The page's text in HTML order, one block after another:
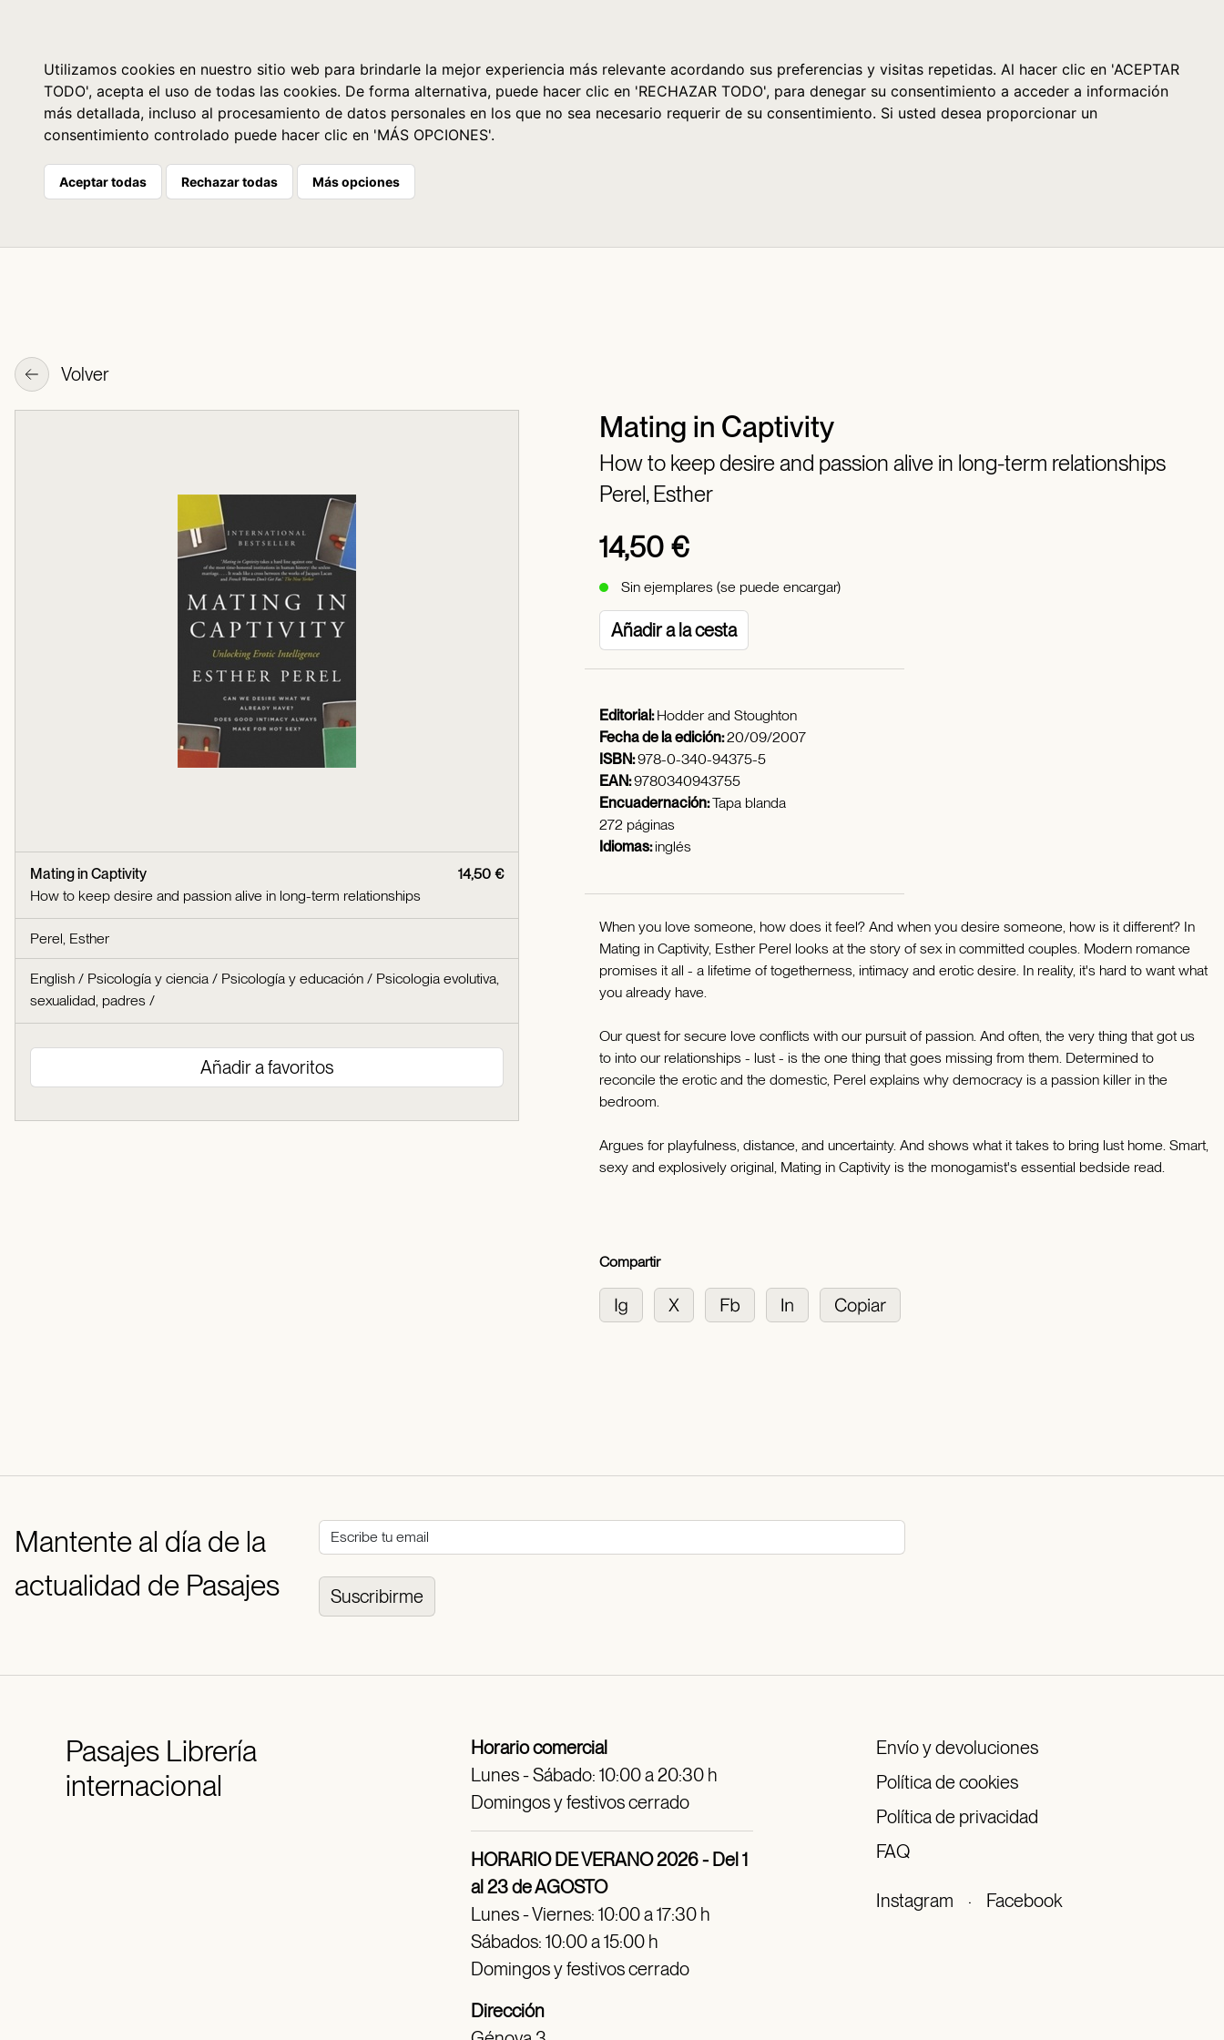
Utilizamos cookies en nuestro sitio web para brindarle la mejor experiencia más relevante acordando sus preferencias y visitas repetidas. Al hacer clic en 'ACEPTAR
TODO', acepta el uso de todas las cookies. De forma alternativa, puede hacer clic en 'RECHAZAR TODO', para denegar su consentimiento a acceder a información
más detallada, incluso al procesamiento de datos personales en los que no sea necesario requerir de su consentimiento. Si usted desea proporcionar un
consentimiento controlado puede hacer clic en 'MÁS OPCIONES'.
Aceptar todas Rechazar todas Más opciones
Volver
Mating in Captivity
How to keep desire and passion alive in long-term relationships
Perel, Esther
14,50 €
Sin ejemplares (se puede encargar)
Añadir a la cesta
14,50 €
Mating in Captivity
How to keep desire and passion alive in long-term relationships
Perel, Esther
English / Psicología y ciencia / Psicología y educación / Psicologia evolutiva,
sexualidad, padres /
Añadir a favoritos
Editorial:Hodder and Stoughton
Fecha de la edición:20/09/2007
ISBN:978-0-340-94375-5
EAN:9780340943755
Encuadernación:Tapa blanda
272 páginas
Idiomas:inglés
When you love someone, how does it feel? And when you desire someone, how is it different? In
Mating in Captivity, Esther Perel looks at the story of sex in committed couples. Modern romance
promises it all - a lifetime of togetherness, intimacy and erotic desire. In reality, it's hard to want what
you already have.
Our quest for secure love conflicts with our pursuit of passion. And often, the very thing that got us
to into our relationships - lust - is the one thing that goes missing from them. Determined to
reconcile the erotic and the domestic, Perel explains why democracy is a passion killer in the
bedroom.
Argues for playfulness, distance, and uncertainty. And shows what it takes to bring lust home. Smart,
sexy and explosively original, Mating in Captivity is the monogamist's essential bedside read.
Compartir
Mantente al día de la
actualidad de Pasajes
Suscribirme
PasajesLibrería
internacional
Horario comercial
Lunes - Sábado: 10:00 a 20:30 h
Domingos y festivos cerrado
HORARIO DE VERANO 2026 - Del 1
al 23 de AGOSTO
Lunes - Viernes: 10:00 a 17:30 h
Sábados: 10:00 a 15:00 h
Domingos y festivos cerrado
Dirección
Envío y devoluciones
Política de cookies
Política de privacidad
FAQ
Instagram · Facebook